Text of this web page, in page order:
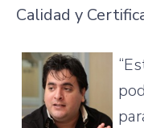
Calidad y